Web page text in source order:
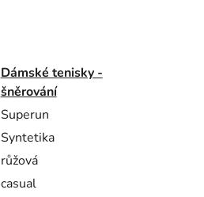
Dámské tenisky -
šněrování
Superun
Syntetika
růžová
casual